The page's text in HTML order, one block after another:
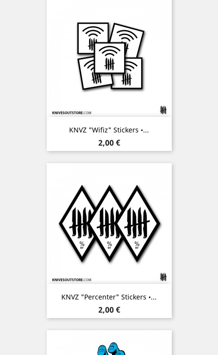
KNVZ "Wifiz" Stickers •...
Prix
2,00 €
KNVZ "Percenter" Stickers •...
Prix
2,00 €